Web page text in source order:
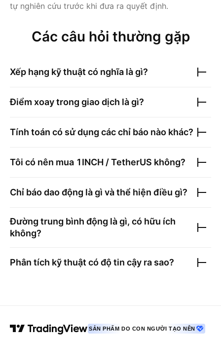
tự nghiên cứu trước khi đưa ra quyết định.
Các câu hỏi thường gặp
Xếp hạng kỹ thuật có nghĩa là gì?
Điểm xoay trong giao dịch là gì?
Tính toán có sử dụng các chỉ báo nào khác?
Tôi có nên mua 1INCH / TetherUS không?
Chỉ báo dao động là gì và thể hiện điều gì?
Đường trung bình động là gì, có hữu ích
không?
Phân tích kỹ thuật có độ tin cậy ra sao?
SẢN PHẨM DO CON NGƯỜI TẠO NÊN